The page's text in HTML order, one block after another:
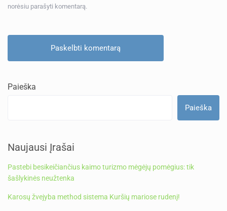
norėsiu parašyti komentarą.
Paieška
Paieška
Naujausi Įrašai
Pastebi besikeičiančius kaimo turizmo mėgėjų pomėgius: tik
šašlykinės neužtenka
Karosų žvejyba method sistema Kuršių mariose rudenį!